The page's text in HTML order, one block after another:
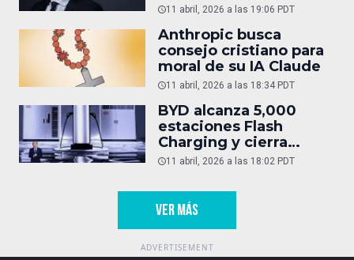
11 abril, 2026 a las 19:06 PDT
Anthropic busca
consejo cristiano para
moral de su IA Claude
11 abril, 2026 a las 18:34 PDT
BYD alcanza 5,000
estaciones Flash
Charging y cierra
alianza con KFC
11 abril, 2026 a las 18:02 PDT
VER MÁS